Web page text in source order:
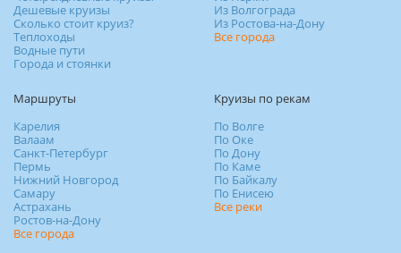
Дешевые круизы
Сколько стоит круиз?
Теплоходы
Водные пути
Города и стоянки
Из Волгограда
Из Ростова-на-Дону
Все города
Маршруты
Карелия
Валаам
Санкт-Петербург
Пермь
Нижний Новгород
Самару
Астрахань
Ростов-на-Дону
Все города
Круизы по рекам
По Волге
По Оке
По Дону
По Каме
По Байкалу
По Енисею
Все реки